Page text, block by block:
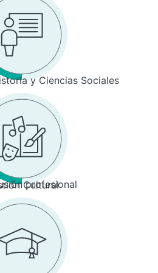
y Ciencias Sociales
profesional
Cultural